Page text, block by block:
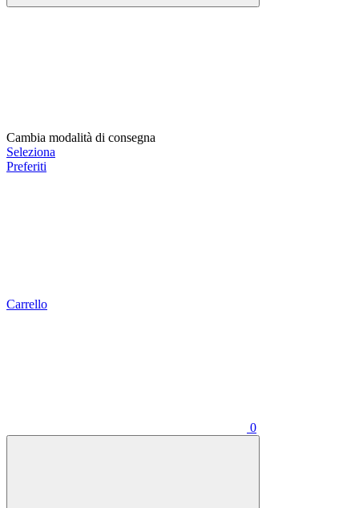
Cambia modalità di consegna
Seleziona
Preferiti
Carrello
0